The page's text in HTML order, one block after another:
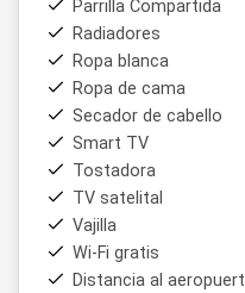
Hermoso Loft para 2/3
Planta Baja: Cocina-
Planta Alta: Ambiente
una cama individual y el
Las Casas Turísticas
experiencia única en
confort y la tranquilidad
ubicación estratégica les
escénicas, playas
Parrilla Compartida
Radiadores
Ropa blanca
Ropa de cama
Secador de cabello
Smart TV
Tostadora
TV satelital
Vajilla
Wi-Fi gratis
Distancia al